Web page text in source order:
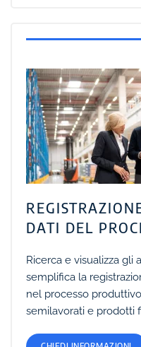
DATI DEL
Ricerca e visualizza gli
semplifica la
nel processo
semilavorati e prodotti